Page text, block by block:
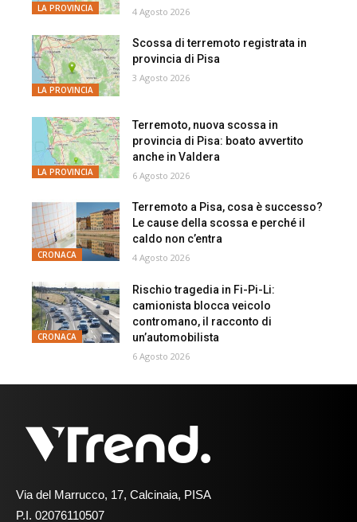
LA PROVINCIA 4 Agosto 2026
LA PROVINCIA
Scossa di terremoto registrata in
provincia di Pisa
3 Agosto 2026
LA PROVINCIA
Terremoto, nuova scossa in
provincia di Pisa: boato avvertito
anche in Valdera
6 Agosto 2026
CRONACA
Terremoto a Pisa, cosa è successo?
Le cause della scossa e perché il
caldo non c’entra
4 Agosto 2026
CRONACA
Rischio tragedia in Fi-Pi-Li:
camionista blocca veicolo
contromano, il racconto di
un’automobilista
6 Agosto 2026
Via del Marrucco, 17, Calcinaia, PISA
P.I. 02076110507